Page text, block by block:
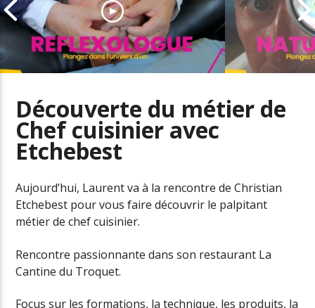
Découverte du métier de
réflexologue
Découverte du métier de
Chef cuisinier avec
Etchebest
Aujourd’hui, Laurent va à la rencontre de Christian
Etchebest pour vous faire découvrir le palpitant
métier de chef cuisinier.
Rencontre passionnante dans son restaurant La
Cantine du Troquet.
Focus sur les formations, la technique, les produits, la